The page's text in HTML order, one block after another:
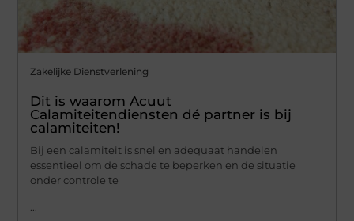
Zakelijke Dienstverlening
Dit is waarom Acuut
Calamiteitendiensten dé partner is bij
calamiteiten!
Bij een calamiteit is snel en adequaat handelen
essentieel om de schade te beperken en de situatie
onder controle te